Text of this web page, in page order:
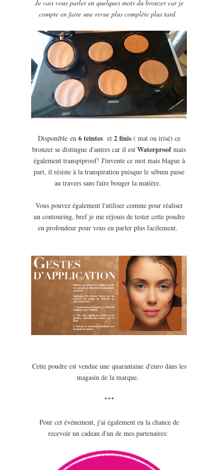
Je vais vous parler en quelques mots du bronzer car je
compte en faire une revue plus complète plus tard.
Disponibleen 6 teintes et 2 finis( mat ou irisé) ce
bronzer se distingue d'autres car il est Waterproofmais
également transpiproof! J'invente ce mot mais blague à
part, il résiste à la transpiration puisque le sébum passe
au travers sans faire bouger la matière.
Vous pouvez également l'utiliser comme pour réaliser
un contouring, bref je me réjouis de tester cette poudre
en profondeur pour vous en parler plus facilement.
Cette poudre est vendue une quarantaine d'euro dans les
magasin de la marque.
***
Pour cet événement, j'ai également eu la chance de
recevoir un cadeau d'un de mes partenaires: